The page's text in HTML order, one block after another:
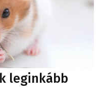
leginkább